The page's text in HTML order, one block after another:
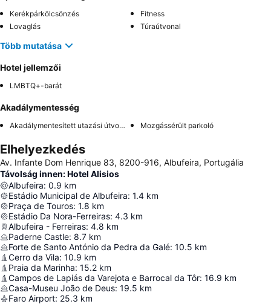
Kerékpárkölcsönzés
Fitness
Lovaglás
Túraútvonal
Több mutatása
Hotel jellemzői
LMBTQ+-barát
Akadálymentesség
Akadálymentesített utazási útvonal Mozgássérült parkoló
Elhelyezkedés
Av. Infante Dom Henrique 83, 8200-916, Albufeira, Portugália
Távolság innen: Hotel Alisios
Albufeira: 0.9 km
Estádio Municipal de Albufeira: 1.4 km
Praça de Touros: 1.8 km
Estádio Da Nora-Ferreiras: 4.3 km
Albufeira - Ferreiras: 4.8 km
Paderne Castle: 8.7 km
Forte de Santo António da Pedra da Galé: 10.5 km
Cerro da Vila: 10.9 km
Praia da Marinha: 15.2 km
Campos de Lapiás da Varejota e Barrocal da Tôr: 16.9 km
Casa-Museu João de Deus: 19.5 km
Faro Airport: 25.3 km